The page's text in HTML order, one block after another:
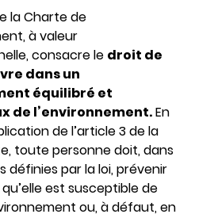
la Charte de
à valeur
consacre le droit de
dans un
équilibré et
de l’environnement.En
de l’article 3 de la
toute personne doit, dans
définies par la loi, prévenir
est susceptible de
ou, à défaut, en